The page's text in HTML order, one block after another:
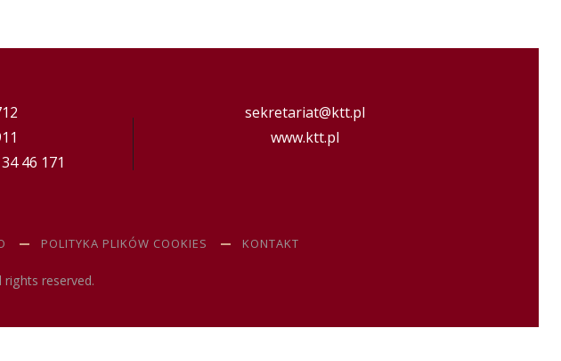
46 171
sekretariat@ktt.pl
www.ktt.pl
POLITYKA PLIKÓW COOKIES KONTAKT
reserved.